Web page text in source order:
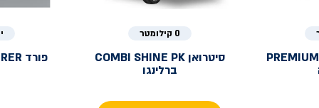
0 קילומטר
סיטרואן COMBI SHINE PK
ברלינגו
פורד